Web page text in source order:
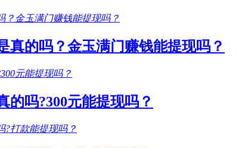
真的吗？金玉满门赚钱能提现吗？
的吗?300元能提现吗？